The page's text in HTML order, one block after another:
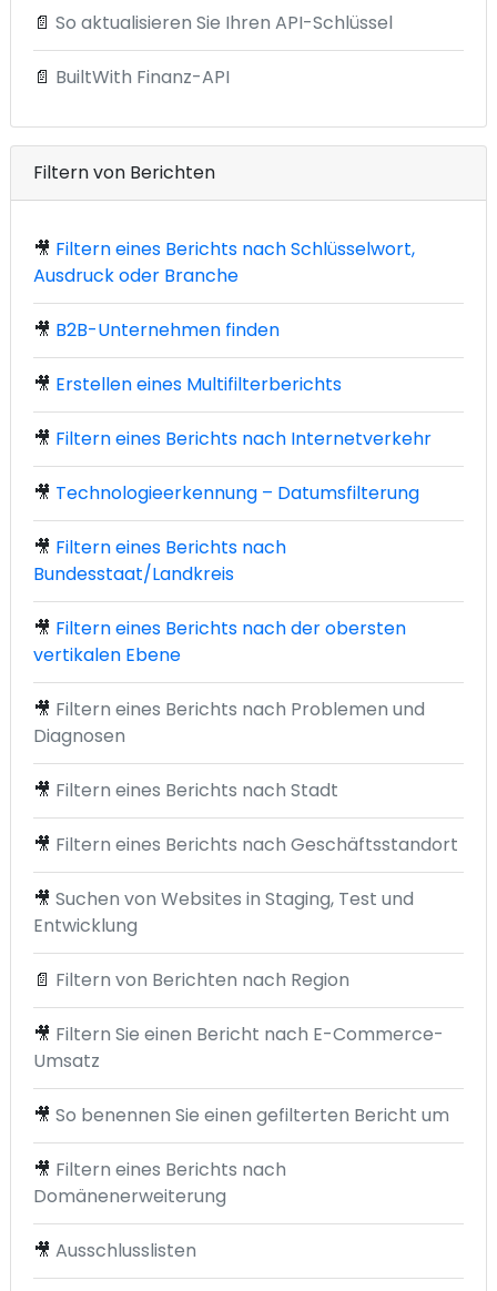
📄 So aktualisieren Sie Ihren API-Schlüssel
📄 BuiltWith Finanz-API
Filtern von Berichten
🎥 Filtern eines Berichts nach Schlüsselwort,
Ausdruck oder Branche
🎥 B2B-Unternehmen finden
🎥 Erstellen eines Multifilterberichts
🎥 Filtern eines Berichts nach Internetverkehr
🎥 Technologieerkennung – Datumsfilterung
🎥 Filtern eines Berichts nach
Bundesstaat/Landkreis
🎥 Filtern eines Berichts nach der obersten
vertikalen Ebene
🎥 Filtern eines Berichts nach Problemen und
Diagnosen
🎥 Filtern eines Berichts nach Stadt
🎥 Filtern eines Berichts nach Geschäftsstandort
🎥 Suchen von Websites in Staging, Test und
Entwicklung
📄 Filtern von Berichten nach Region
🎥 Filtern Sie einen Bericht nach E-Commerce-
Umsatz
🎥 So benennen Sie einen gefilterten Bericht um
🎥 Filtern eines Berichts nach
Domänenerweiterung
🎥 Ausschlusslisten